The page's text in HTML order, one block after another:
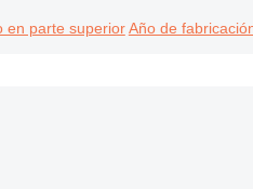
en parte superior Año de